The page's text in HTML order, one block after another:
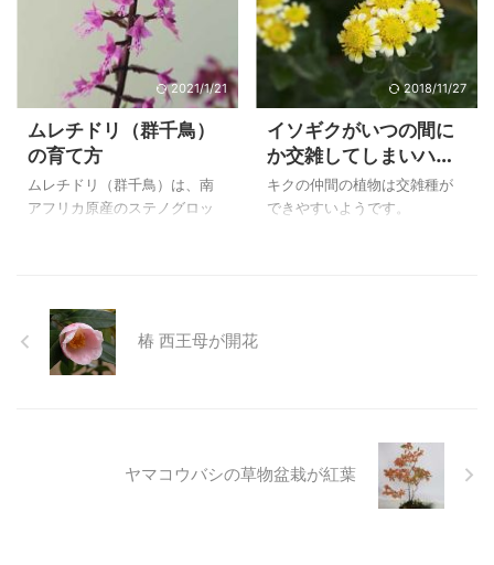
過ごすことが出来ています。
荒廃した方は亡くなっている
ようですが、ご縁により毎年
綺麗な花を見ることができて
います。
2021/1/21
ムレチドリ（群千鳥）
の育て方
ムレチドリ（群千鳥）は、南
アフリカ原産のステノグロッ
種間交雑種ということです。
うずら葉のような根生葉も美
しく、秋に茎をのばして千鳥
つ必要があるので、冬は家の
2018/11/27
イソギクがいつの間に
か交雑してしまいハナ
イソギクに
キクの仲間の植物は交雑種が
できやすいようです。
椿 西王母が開花
ヤマコウバシの草物盆栽が紅葉